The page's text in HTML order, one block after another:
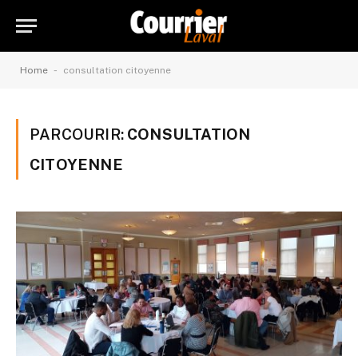
Home - consultation citoyenne
PARCOURIR: CONSULTATION
CITOYENNE